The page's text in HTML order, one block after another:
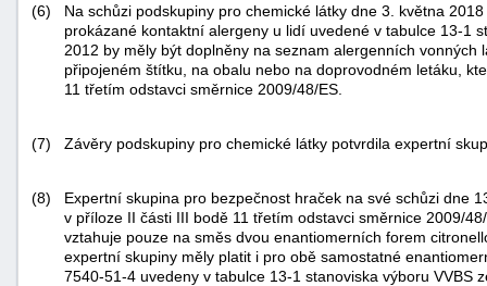
(6)
Na schůzi podskupiny pro chemické látky dne 3. května 2018
prokázané kontaktní alergeny u lidí uvedené v tabulce 13-1
2012 by měly být doplněny na seznam alergenních
připojeném štítku, na obalu nebo na doprovodném letáku,
11 třetím odstavci směrnice 2009/48/ES.
(7) Závěry podskupiny pro chemické látky potvrdila expertní
(8)
Expertní skupina pro bezpečnost hraček na své schůzi dne
v příloze II části III bodě 11 třetím odstavci směrnice 2009/
vztahuje pouze na směs dvou enantiomerních forem
expertní skupiny měly platit i pro obě samostatné
7540-51-4 uvedeny v tabulce 13-1 stanoviska výboru VVBS